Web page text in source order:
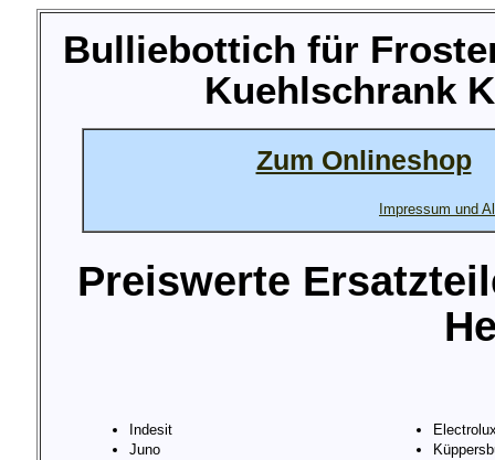
Bulliebottich für
Kuehlschrank
Zum Onlineshop
Impressum und
Preiswerte
Indesit
Juno